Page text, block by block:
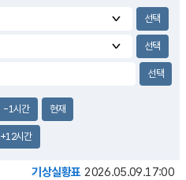
-1시간 현재
+12시간
기상실황표 2026.05.09.17:00